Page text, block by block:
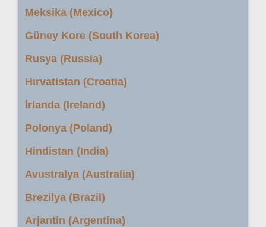
Meksika (Mexico)
Güney Kore (South Korea)
Rusya (Russia)
Hırvatistan (Croatia)
İrlanda (Ireland)
Polonya (Poland)
Hindistan (India)
Avustralya (Australia)
Brezilya (Brazil)
Arjantin (Argentina)